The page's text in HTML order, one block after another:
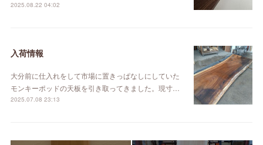
2025.08.22 04:02
入荷情報
大分前に仕入れをして市場に置きっぱなしにしていた
モンキーポッドの天板を引き取ってきました。現寸…
2025.07.08 23:13